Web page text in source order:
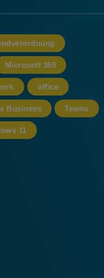
Microsoft 365
office
Business Teams
11